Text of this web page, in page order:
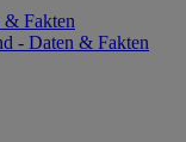
& Fakten
- Daten & Fakten